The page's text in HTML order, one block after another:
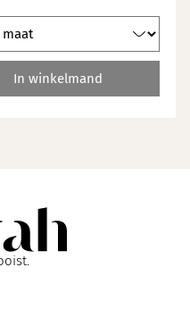
In winkelmand